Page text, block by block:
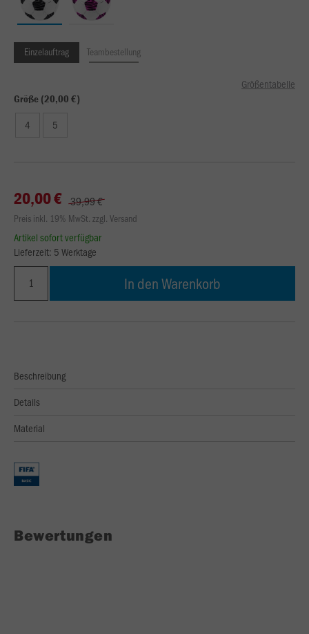
Einzelauftrag Teambestellung
Größentabelle
Größe (20,00 €)
4 5
20,00 € 39,99 €
Preis inkl. 19% MwSt. zzgl. Versand
Artikel sofort verfügbar
Lieferzeit: 5 Werktage
In den Warenkorb
Beschreibung
Details
Material
Bewertungen